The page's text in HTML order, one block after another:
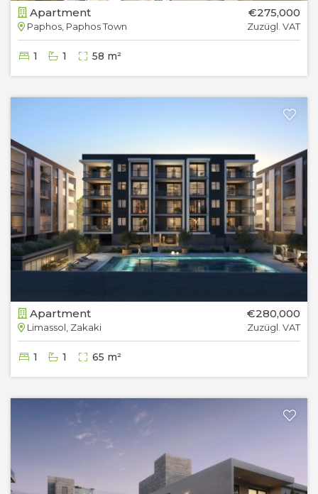
Apartment
Paphos, Paphos Town
€275,000
Zuzügl. VAT
1 1 58 m²
Apartment
Limassol, Zakaki
€280,000
Zuzügl. VAT
1 1 65 m²